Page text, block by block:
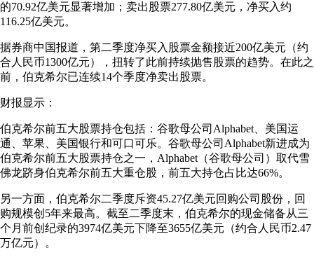
的70.92亿美元显著增加；卖出股票277.80亿美元，净买入约
116.25亿美元。
据券商中国报道，第二季度净买入股票金额接近200亿美元（约
合人民币1300亿元），扭转了此前持续抛售股票的趋势。在此之
前，伯克希尔已连续14个季度净卖出股票。
财报显示：
伯克希尔前五大股票持仓包括：谷歌母公司Alphabet、美国运
通、苹果、美国银行和可口可乐。谷歌母公司Alphabet新进成为
伯克希尔前五大股票持仓之一，Alphabet（谷歌母公司）取代雪
佛龙跻身伯克希尔前五大重仓股，前五大持仓占比达66%。
另一方面，伯克希尔二季度斥资45.27亿美元回购公司股份，回
购规模创5年来最高。截至二季度末，伯克希尔的现金储备从三
个月前创纪录的3974亿美元下降至3655亿美元（约合人民币2.47
万亿元）。